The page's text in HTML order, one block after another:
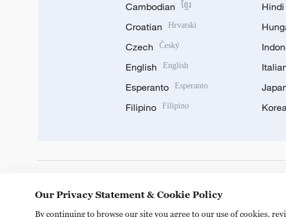
Cambodian ខ្មែរ
Croatian Hrvatski
Czech Český
English English
Esperanto Esperanto
Filipino Filipino
Hindi
Our Privacy Statement & Cookie Policy
By continuing to browse our site you agree to our use of cookies,